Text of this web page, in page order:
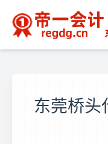
东莞桥头